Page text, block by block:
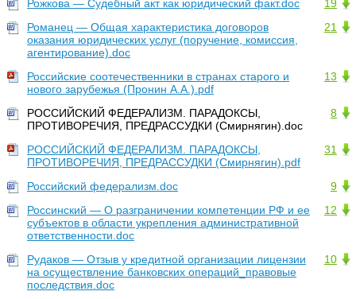
19
Рожкова — Судебный акт как юридический факт.doc
21
Романец — Общая характеристика договоров
оказания юридических услуг (поручение, комиссия,
агентирование).doc
13
Российские соотечественники в странах старого и
нового зарубежья (Пронин А.А.).pdf
8
РОССИЙСКИЙ ФЕДЕРАЛИЗМ. ПАРАДОКСЫ,
ПРОТИВОРЕЧИЯ, ПРЕДРАССУДКИ (Смирнягин).doc
31
РОССИЙСКИЙ ФЕДЕРАЛИЗМ. ПАРАДОКСЫ,
ПРОТИВОРЕЧИЯ, ПРЕДРАССУДКИ (Смирнягин).pdf
9
Российский федерализм.doc
12
Россинский — О разграничении компетенции РФ и ее
субъектов в области укрепления административной
ответственности.doc
10
Рудаков — Отзыв у кредитной организации лицензии
на осуществление банковских операций_правовые
последствия.doc